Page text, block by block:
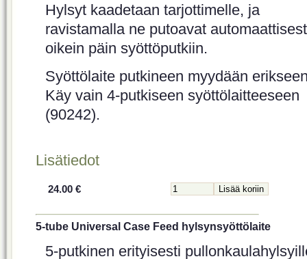
Hylsyt kaadetaan tarjottimelle, ja
ravistamalla ne putoavat
oikein päin syöttöputkiin.
Syöttölaite putkineen myydään
Käy vain 4-putkiseen syöttölaitteeseen
(90242).
Lisätiedot
24.00 €
5-tube Universal Case Feed hylsynsyöttölaite
5-putkinen erityisesti